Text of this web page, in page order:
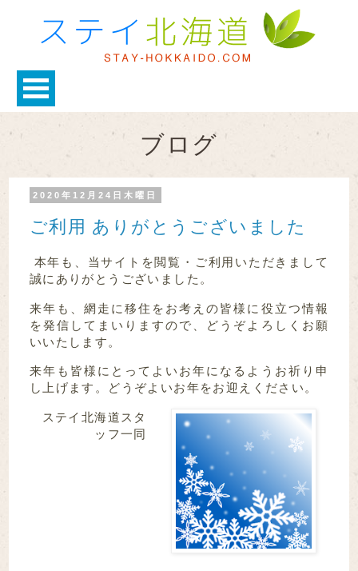
ブログ
2020年12月24日木曜日
ご利用 ありがとうございました
本年も、当サイトを閲覧・ご利用いただきまして
誠にありがとうございました。
来年も、網走に移住をお考えの皆様に役立つ情報
を発信してまいりますので、どうぞよろしくお願
いいたします。
来年も皆様にとってよいお年になるようお祈り申
し上げます。どうぞよいお年をお迎えください。
ステイ北海道スタ
ッフ一同